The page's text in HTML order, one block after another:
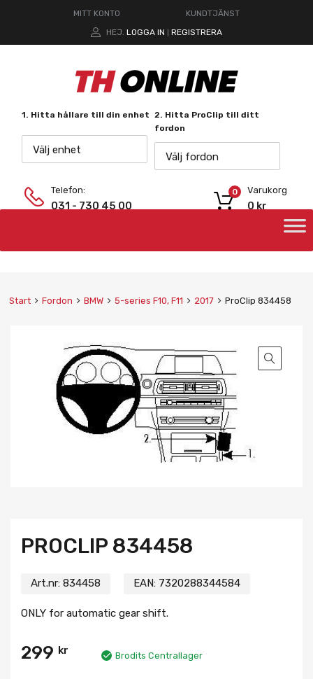
MITT KONTO
KUNDTJÄNST
HEJ. LOGGA IN REGISTRERA
1. Hitta hållare till din enhet
Välj enhet
2. Hitta ProClip till ditt
fordon
Välj fordon
Telefon:
031 - 730 45 00
Varukorg
0 kr
0
Start Fordon BMW 5-series F10, F11 2017 ProClip 834458
PROCLIP 834458
Art.nr: 834458 EAN: 7320288344584
ONLY for automatic gear shift.
299 kr Brodits Centrallager